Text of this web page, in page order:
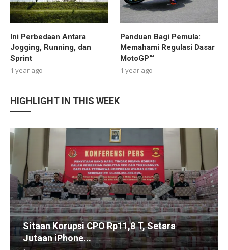
Ini Perbedaan Antara
Jogging, Running, dan
Sprint
1 year ago
Panduan Bagi Pemula:
Memahami Regulasi Dasar
MotoGP™
1 year ago
HIGHLIGHT IN THIS WEEK
Sitaan Korupsi CPO Rp11,8 T, Setara
Jutaan iPhone...